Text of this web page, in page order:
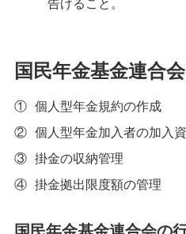
告げること。
国民年金基金連合
① 個人型年金規約の作成
② 個人型年金加入者の加入
③ 掛金の収納管理
④ 掛金拠出限度額の管理